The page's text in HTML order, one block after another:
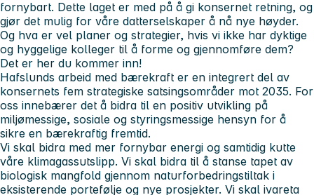
fornybart. Dette laget er med på å gi konsernet retning, og
gjør det mulig for våre datterselskaper å nå nye høyder.
Og hva er vel planer og strategier, hvis vi ikke har dyktige
og hyggelige kolleger til å forme og gjennomføre dem?
Det er her du kommer inn!
Hafslunds arbeid med bærekraft er en integrert del av
konsernets fem strategiske satsingsområder mot 2035. For
oss innebærer det å bidra til en positiv utvikling på
miljømessige, sosiale og styringsmessige hensyn for å
sikre en bærekraftig fremtid.
Vi skal bidra med mer fornybar energi og samtidig kutte
våre klimagassutslipp. Vi skal bidra til å stanse tapet av
biologisk mangfold gjennom naturforbedringstiltak i
eksisterende portefølje og nye prosjekter. Vi skal ivareta